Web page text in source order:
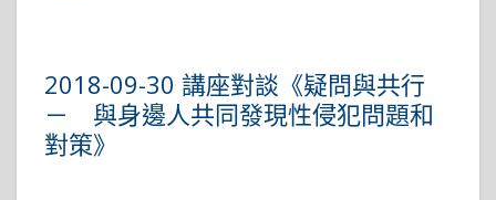
2018-09-30 講座對談《疑問與共行
－ 與身邊人共同發現性侵犯問題和
對策》